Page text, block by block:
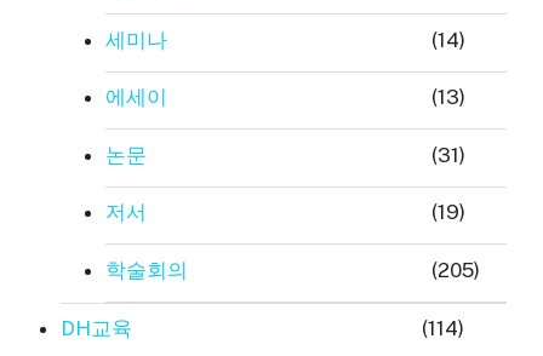
세미나 (14)
에세이 (13)
논문 (31)
저서 (19)
학술회의 (205)
DH교육 (114)